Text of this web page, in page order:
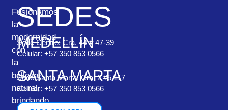
Fusionamos
la
modernidad
con
la
belleza
natural,
brindando
SEDES
MEDELLÍN
Sede Centro: Cra. 44 # 47-39
Celular: +57 350 853 0566
SANTA MARTA
Sede Santa Marta: Cra. 2 #5 117
Celular: +57 350 853 0566